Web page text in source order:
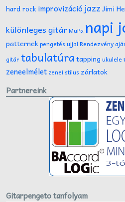
hard rock improvizáció jazzJimi
különleges gitár MuPa napi
patternekpengetés ujjal Rendezvény
gitár tabulatúratapping ukulele
zeneelmélet zenei stílus zárlatok
Partnereink
Gitarpengeto tanfolyam